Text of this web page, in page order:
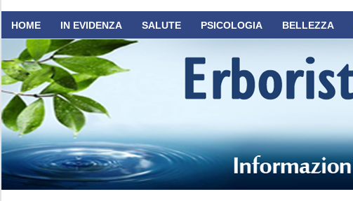
Benessere
Naturale
NutraLabs
Nuove
News
Benessere
Naturale!
HOME IN EVIDENZA SALUTE PSICOLOGIA BELLEZZA